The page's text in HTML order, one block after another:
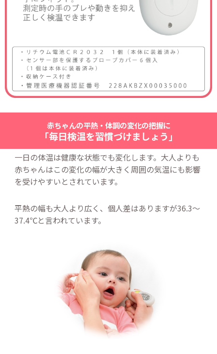
赤ちゃんの平熱・体調の変化の把握に
「毎日検温を習慣づけましょう」
一日の体温は健康な状態でも変化します。大人よりも
赤ちゃんはこの変化の幅が大きく周囲の気温にも影響
を受けやすいとされています。
平熱の幅も大人より広く、個人差はありますが36.3～
37.4℃と言われています。